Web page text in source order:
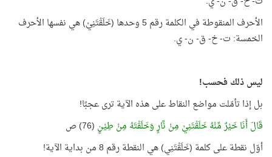
الأحرف المنقوطة في الكلمة رقم 5 وحدها (خَلَقْتَنِيْ) هي نفسها الأحرف
الخمسة: ت- خ- ق- ن- ي.
ليس ذلك فحسب!
بل إذا تأمّلت مواضع النقاط على هذه الآية ترى عجبًا!
قَالَ أَنَا خَيْرٌ مِّنْهُ خَلَقْتَنِيْ مِنْ نَّارٍ وَخَلَقْتَهُ مِنْ طِيْنٍ (76) ص
أوّل نقطة على كلمة (خَلَقْتَنِي) هي النقطة رقم 8 من بداية الآية!